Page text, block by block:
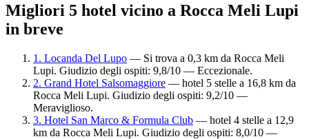
Migliori 5 hotel vicino a Rocca Meli Lupi
in breve
1. Locanda Del Lupo — Si trova a 0,3 km da Rocca Meli
Lupi. Giudizio degli ospiti: 9,8/10 — Eccezionale.
2. Grand Hotel Salsomaggiore — hotel 5 stelle a 16,8 km da
Rocca Meli Lupi. Giudizio degli ospiti: 9,2/10 —
Meraviglioso.
3. Hotel San Marco & Formula Club — hotel 4 stelle a 12,9
km da Rocca Meli Lupi. Giudizio degli ospiti: 8,0/10 —